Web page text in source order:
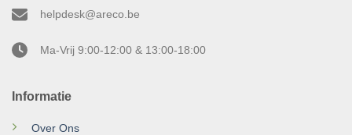
Informatie
Over Ons
helpdesk@areco.be
Ma-Vrij 9:00-12:00 & 13:00-18:00